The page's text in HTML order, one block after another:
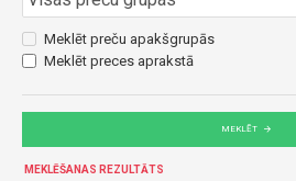
Meklēt preču apakšgrupās
Meklēt preces aprakstā
MEKLĒT
MEKLĒŠANAS REZULTĀTS